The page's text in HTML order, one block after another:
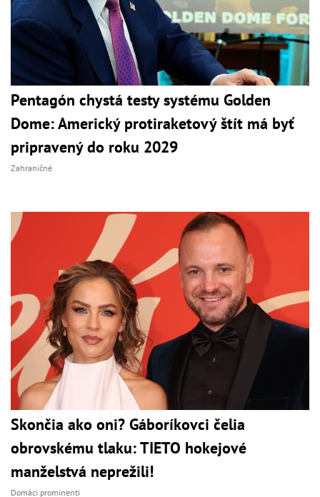
Pentagón chystá testy systému Golden
Dome: Americký protiraketový štít má byť
pripravený do roku 2029
Zahraničné
Skončia ako oni? Gáboríkovci čelia
obrovskému tlaku: TIETO hokejové
manželstvá neprežili!
Domáci prominenti